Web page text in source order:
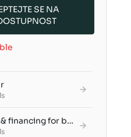
SE NA
Leasing & financing for businesses